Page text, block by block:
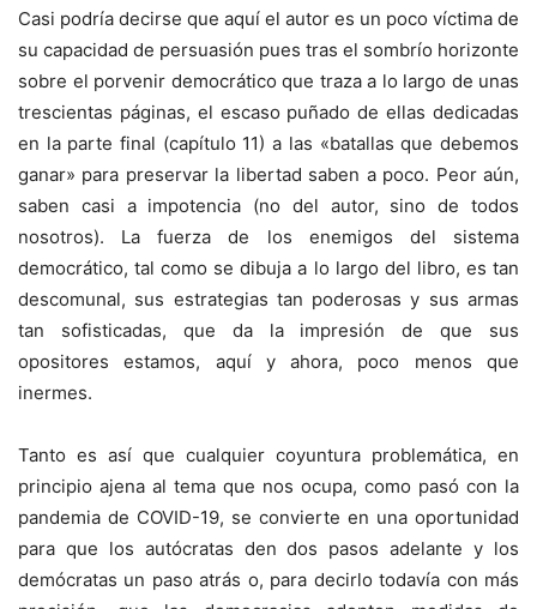
Casi podría decirse que aquí el autor es un poco víctima de
su capacidad de persuasión pues tras el sombrío horizonte
sobre el porvenir democrático que traza a lo largo de unas
trescientas páginas, el escaso puñado de ellas dedicadas
en la parte final (capítulo 11) a las «batallas que debemos
ganar» para preservar la libertad saben a poco. Peor aún,
saben casi a impotencia (no del autor, sino de todos
nosotros). La fuerza de los enemigos del sistema
democrático, tal como se dibuja a lo largo del libro, es tan
descomunal, sus estrategias tan poderosas y sus armas
tan sofisticadas, que da la impresión de que sus
opositores estamos, aquí y ahora, poco menos que
inermes.
Tanto es así que cualquier coyuntura problemática, en
principio ajena al tema que nos ocupa, como pasó con la
pandemia de COVID-19, se convierte en una oportunidad
para que los autócratas den dos pasos adelante y los
demócratas un paso atrás o, para decirlo todavía con más